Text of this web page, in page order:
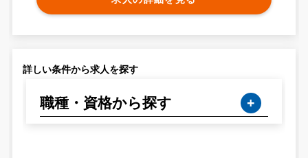
詳しい条件から求人を探す
職種・資格から探す